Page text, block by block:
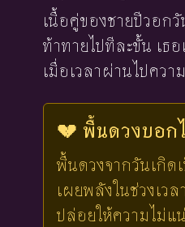
เนื้อคู่ของชายปีวอก
ท้าทายไปทีละขั้น เ
เมื่อเวลาผ่านไปคว
💔 พื้นดวงบอก
พื้นดวงจากวันเกิด
เผยพลังในช่วงเว
ปล่อยให้ความไม่แ